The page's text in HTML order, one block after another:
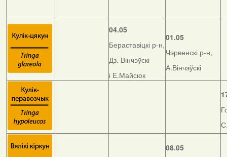
04.05
Бераставіцкі р-н,
Дз. Вінчэўскі
і Е.Майсюк
01.05
Чэрвенскі р-н,
А.Вінчэўскі
08.05